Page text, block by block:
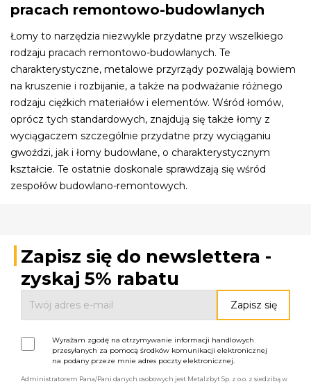
pracach remontowo-budowlanych
Łomy to narzędzia niezwykle przydatne przy wszelkiego
rodzaju pracach remontowo-budowlanych. Te
charakterystyczne, metalowe przyrządy pozwalają bowiem
na kruszenie i rozbijanie, a także na podważanie różnego
rodzaju ciężkich materiałów i elementów. Wśród łomów,
oprócz tych standardowych, znajdują się także łomy z
wyciągaczem szczególnie przydatne przy wyciąganiu
gwoździ, jak i łomy budowlane, o charakterystycznym
kształcie. Te ostatnie doskonale sprawdzają się wśród
zespołów budowlano-remontowych.
Zapisz się do newslettera -
zyskaj 5% rabatu
Wyrażam zgodę na otrzymywanie informacji handlowych
przesyłanych za pomocą środków komunikacji elektronicznej
na podany przeze mnie adres poczty elektronicznej.
Administratorem Pana/Pani danych osobowych jest Metalzbyt Sp. z o.o. z siedzibą w